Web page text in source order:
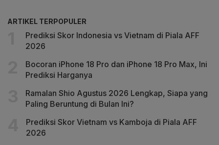
ARTIKEL TERPOPULER
Prediksi Skor Indonesia vs Vietnam di Piala AFF
2026
Bocoran iPhone 18 Pro dan iPhone 18 Pro Max, Ini
Prediksi Harganya
Ramalan Shio Agustus 2026 Lengkap, Siapa yang
Paling Beruntung di Bulan Ini?
Prediksi Skor Vietnam vs Kamboja di Piala AFF
2026